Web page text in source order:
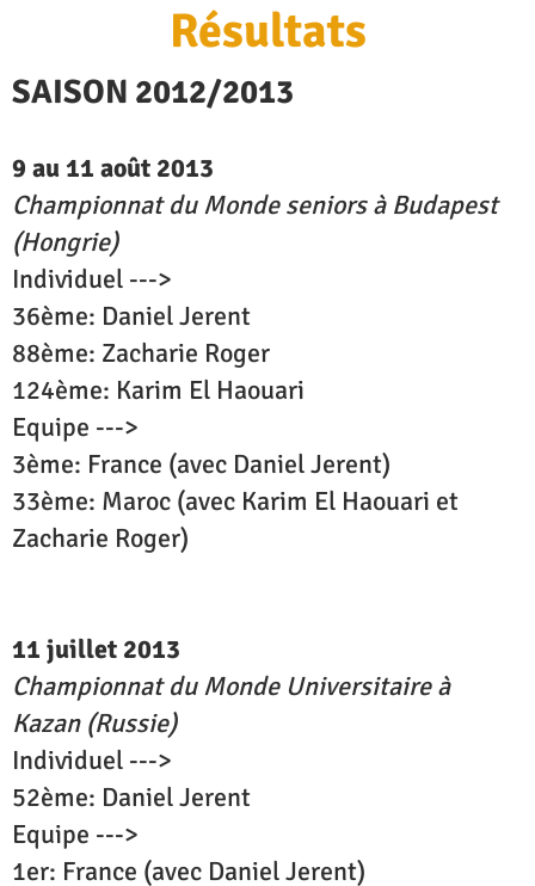
Résultats
SAISON 2012/2013
9 au 11 août 2013
Championnat du Monde seniors à Budapest
(Hongrie)
Individuel --->
36ème: Daniel Jerent
88ème: Zacharie Roger
124ème: Karim El Haouari
Equipe --->
3ème: France (avec Daniel Jerent)
33ème: Maroc (avec Karim El Haouari et
Zacharie Roger)
11 juillet 2013
Championnat du Monde Universitaire à
Kazan (Russie)
Individuel --->
52ème: Daniel Jerent
Equipe --->
1er: France (avec Daniel Jerent)